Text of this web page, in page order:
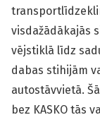
visdažādākajās
vējstiklā līdz
dabas stihijām
autostāvvietā.
bez KASKO tās